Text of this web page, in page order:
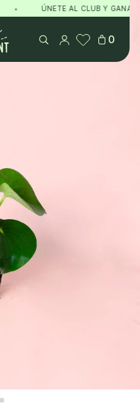
ÚNETE AL CLUB Y GANA
0